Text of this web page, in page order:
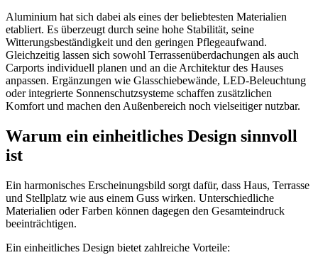
Aluminium hat sich dabei als eines der beliebtesten Materialien
etabliert. Es überzeugt durch seine hohe Stabilität, seine
Witterungsbeständigkeit und den geringen Pflegeaufwand.
Gleichzeitig lassen sich sowohl Terrassenüberdachungen als auch
Carports individuell planen und an die Architektur des Hauses
anpassen. Ergänzungen wie Glasschiebewände, LED-Beleuchtung
oder integrierte Sonnenschutzsysteme schaffen zusätzlichen
Komfort und machen den Außenbereich noch vielseitiger nutzbar.
Warum ein einheitliches Design sinnvoll
ist
Ein harmonisches Erscheinungsbild sorgt dafür, dass Haus, Terrasse
und Stellplatz wie aus einem Guss wirken. Unterschiedliche
Materialien oder Farben können dagegen den Gesamteindruck
beeinträchtigen.
Ein einheitliches Design bietet zahlreiche Vorteile: